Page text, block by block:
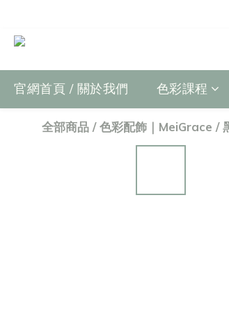
官網首頁 / 關於我們 色彩課程
全部商品 /色彩配飾｜MeiGrace /